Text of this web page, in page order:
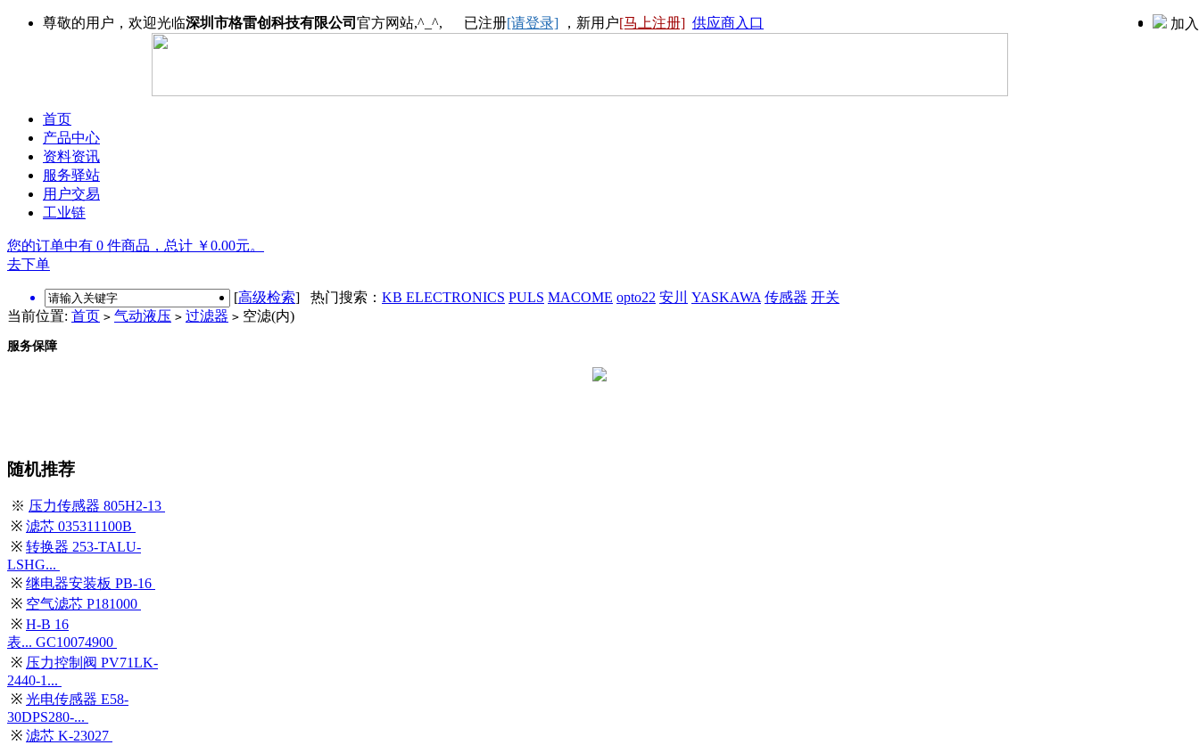
尊敬的用户，欢迎光临深圳市格雷创科技有限公司 官方网站,^_^, 已注册[请登录] ，新用户[马上注册] 供应商入口 加
首页
产品中心
资料资讯
服务驿站
用户交易
工业链
您的订单中有 0 件商品，总计 ￥0.00元。
去下单
[高级检索] 热门搜索： KB ELECTRONICS PULS MACOME opto22 安川 YASKAWA 传感器 开关
当前位置: 首页 > 气动液压 > 过滤器 > 空滤(内)
服务保障
随机推荐
※ 压力传感器 805H2-13
※ 滤芯 035311100B
※ 转换器 253-TALU-
LSHG...
※ 继电器安装板 PB-16
※ 空气滤芯 P181000
※ H-B 16
表... GC10074900
※ 压力控制阀 PV71LK-
2440-1...
※ 光电传感器 E58-
30DPS280-...
※ 滤芯 K-23027